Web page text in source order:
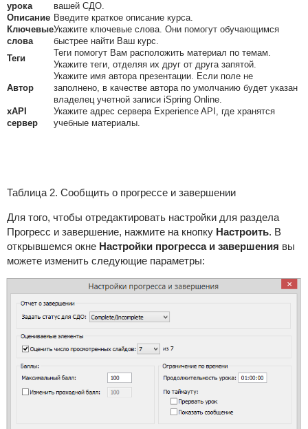
урока
вашей СДО.
Описание Введите краткое описание курса.
Ключевые
слова
Укажите ключевые слова. Они помогут обучающимся
быстрее найти Ваш курс.
Теги
Теги помогут Вам расположить материал по темам.
Укажите теги, отделяя их друг от друга запятой.
Автор
Укажите имя автора презентации. Если поле не
заполнено, в качестве автора по умолчанию будет указан
владелец учетной записи iSpring Online.
xAPI
сервер
Укажите адрес сервера Experience API, где хранятся
учебные материалы.
Таблица 2. Сообщить о прогрессе и завершении
Для того, чтобы отредактировать настройки для раздела
Прогресс и завершение, нажмите на кнопку Настроить. В
открывшемся окне Настройки прогресса и завершения вы
можете изменить следующие параметры: